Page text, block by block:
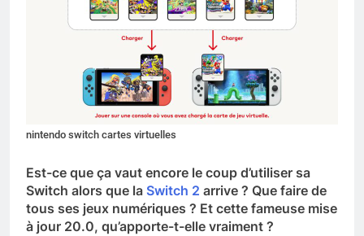
nintendo switch cartes virtuelles
Est-ce que ça vaut encore le coup d’utiliser sa
Switch alors que la Switch 2 arrive ? Que faire de
tous ses jeux numériques ? Et cette fameuse mise
à jour 20.0, qu’apporte-t-elle vraiment ?